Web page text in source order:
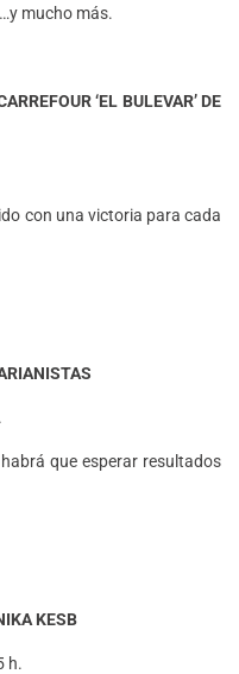
mucho más.
‘EL BULEVAR’ DE
con una victoria para cada
que esperar resultados
KESB
h.